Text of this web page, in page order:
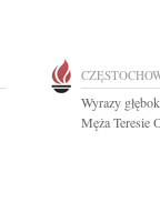
Wyrazy
Męża Teresie